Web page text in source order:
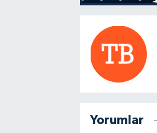
Yorumlar